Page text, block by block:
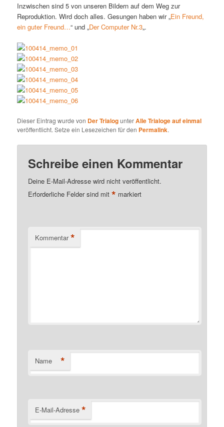
Inzwischen sind 5 von unseren Bildern auf dem Weg zur
Reproduktion. Wird doch alles. Gesungen haben wir „Ein Freund,
ein guter Freund…“ und „Der Computer Nr.3„.
Dieser Eintrag wurde von Der TrialogunterAlle Trialoge auf einmal
veröffentlicht. Setze ein Lesezeichen für den Permalink.
Schreibe einen Kommentar
Deine E-Mail-Adresse wird nicht veröffentlicht.
Erforderliche Felder sind mit* markiert
Kommentar *
Name *
E-Mail-Adresse *